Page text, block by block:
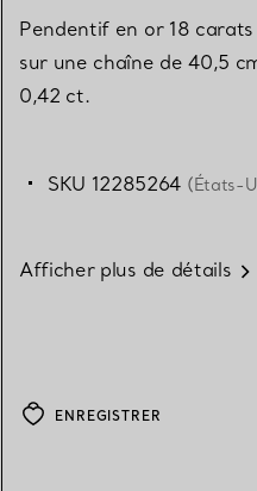
Pendentif en or 18
sur une chaîne de 40,5
0,42 ct.
SKU 12285264 (États-
Afficher plus de détails
ENREGISTRER